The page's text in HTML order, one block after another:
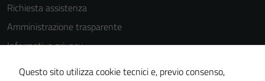
Richiesta assistenza
Amministrazione trasparente
Informativa privacy
Cookie Policy
Questo sito utilizza cookie tecnici e, previo consenso,
Questi cookie
informazioni